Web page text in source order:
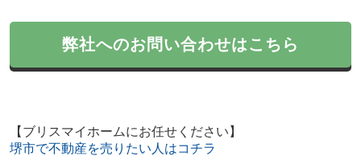
弊社へのお問い合わせはこちら
【ブリスマイホームにお任せください】
堺市で不動産を売りたい人はコチラ